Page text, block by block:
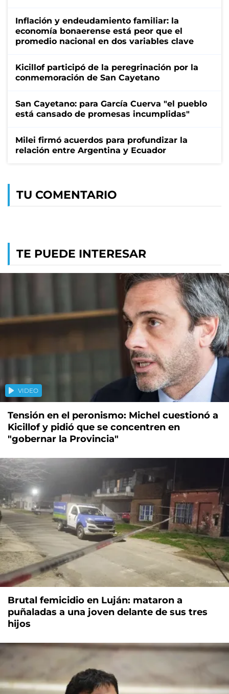
Inflación y endeudamiento familiar: la
economía bonaerense está peor que el
promedio nacional en dos variables clave
Kicillof participó de la peregrinación por la
conmemoración de San Cayetano
San Cayetano: para García Cuerva "el pueblo
está cansado de promesas incumplidas"
Milei firmó acuerdos para profundizar la
relación entre Argentina y Ecuador
TU COMENTARIO
TE PUEDE INTERESAR
VIDEO
Tensión en el peronismo: Michel cuestionó a
Kicillof y pidió que se concentren en
"gobernar la Provincia"
Brutal femicidio en Luján: mataron a
puñaladas a una joven delante de sus tres
hijos